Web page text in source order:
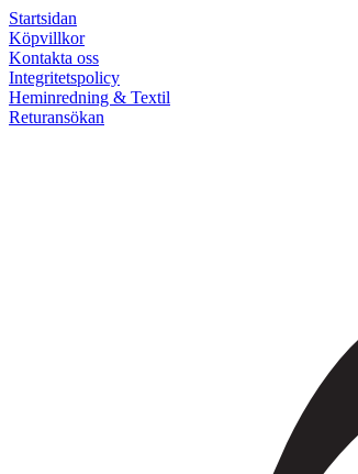
Startsidan
Köpvillkor
Kontakta oss
Integritetspolicy
Heminredning & Textil
Returansökan